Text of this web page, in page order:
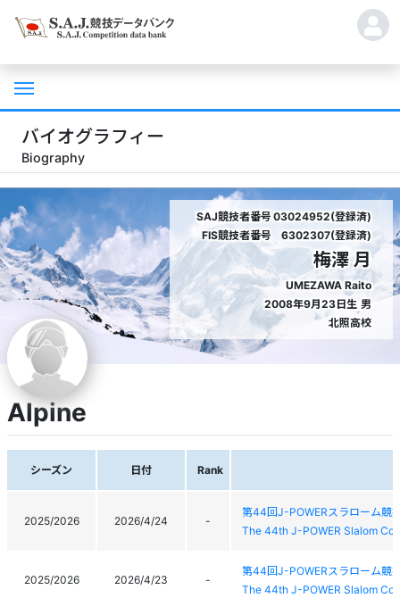
バイオグラフィー
Biography
SAJ競技者番号 03024952(登録済)
FIS競技者番号
6302307(登録済)
梅澤 月
UMEZAWA Raito
2008年9月23日生 男
北照高校
Alpine
シーズン 日付 Rank
2025/2026 2026/4/24 -
第44回J-POWERスラローム競
The 44th J-POWER Slalom
2025/2026 2026/4/23 -
第44回J-POWERスラローム競
The 44th J-POWER Slalom